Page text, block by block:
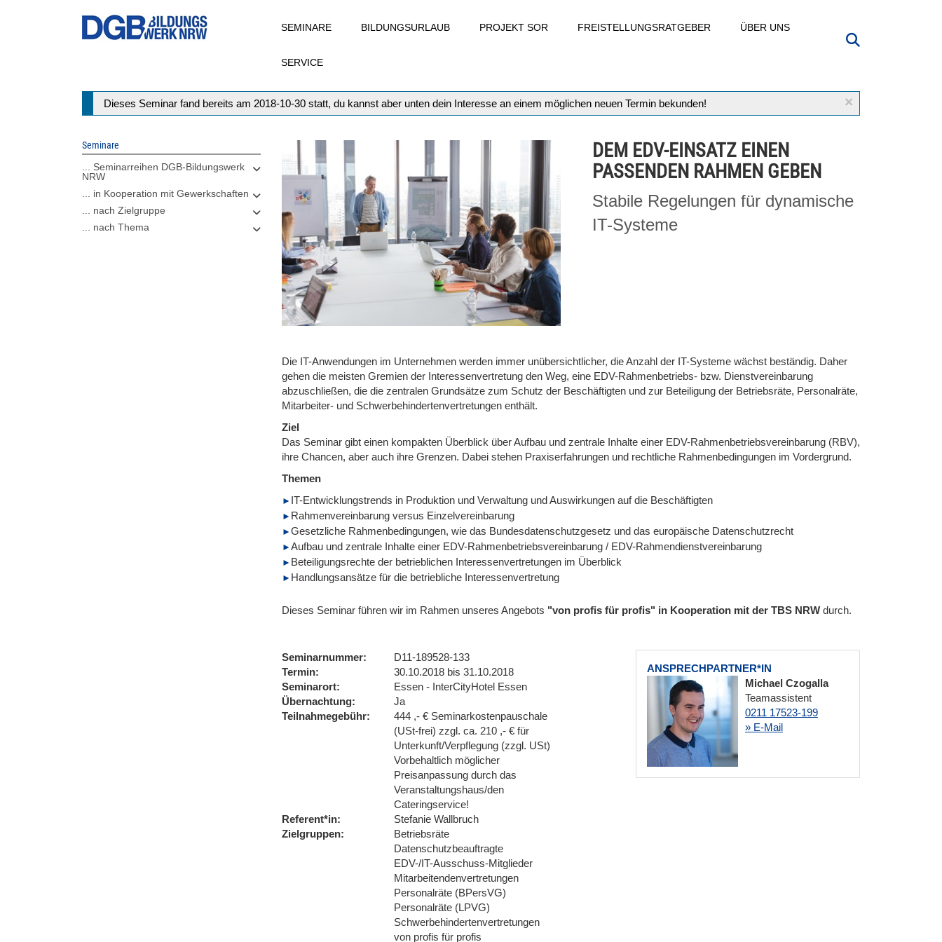
SEMINARE BILDUNGSURLAUB PROJEKT SOR FREISTELLUNGSRATGEBER ÜBER UNS
SERVICE
×
Statusmeldung
Dieses Seminar fand bereits am 2018-10-30 statt, du kannst aber unten dein Interesse an einem möglichen neuen Termin bekunden!
Seminare
... Seminarreihen DGB-Bildungswerk
NRW
... in Kooperation mit Gewerkschaften
... nach Zielgruppe
... nach Thema
DEM EDV-EINSATZ EINEN
PASSENDEN RAHMEN GEBEN
Stabile Regelungen für dynamische
IT-Systeme
Die IT-Anwendungen im Unternehmen werden immer unübersichtlicher, die Anzahl der IT-Systeme wächst beständig. Daher
gehen die meisten Gremien der Interessenvertretung den Weg, eine EDV-Rahmenbetriebs- bzw. Dienstvereinbarung
abzuschließen, die die zentralen Grundsätze zum Schutz der Beschäftigten und zur Beteiligung der Betriebsräte, Personalräte,
Mitarbeiter- und Schwerbehindertenvertretungen enthält.
Ziel
Das Seminar gibt einen kompakten Überblick über Aufbau und zentrale Inhalte einer EDV-Rahmenbetriebsvereinbarung (RBV),
ihre Chancen, aber auch ihre Grenzen. Dabei stehen Praxiserfahrungen und rechtliche Rahmenbedingungen im Vordergrund.
Themen
IT-Entwicklungstrends in Produktion und Verwaltung und Auswirkungen auf die Beschäftigten
Rahmenvereinbarung versus Einzelvereinbarung
Gesetzliche Rahmenbedingungen, wie das Bundesdatenschutzgesetz und das europäische Datenschutzrecht
Aufbau und zentrale Inhalte einer EDV-Rahmenbetriebsvereinbarung / EDV-Rahmendienstvereinbarung
Beteiligungsrechte der betrieblichen Interessenvertretungen im Überblick
Handlungsansätze für die betriebliche Interessenvertretung
Dieses Seminar führen wir im Rahmen unseres Angebots "von profis für profis" in Kooperation mit der TBS NRW durch.
ANSPRECHPARTNER*IN
Michael Czogalla
Teamassistent
0211 17523-199
» E-Mail
Seminarnummer
D11-189528-133
Termin
30.10.2018 bis 31.10.2018
Seminarort
Essen - InterCityHotel Essen
Übernachtung
Ja
Teilnahmegebühr
444 ,- € Seminarkostenpauschale
(USt-frei) zzgl. ca. 210 ,- € für
Unterkunft/Verpflegung (zzgl. USt)
Vorbehaltlich möglicher
Preisanpassung durch das
Veranstaltungshaus/den
Cateringservice!
Referent*in
Stefanie Wallbruch
Zielgruppen
Betriebsräte
Datenschutzbeauftragte
EDV-/IT-Ausschuss-Mitglieder
Mitarbeitendenvertretungen
Personalräte (BPersVG)
Personalräte (LPVG)
Schwerbehindertenvertretungen
von profis für profis